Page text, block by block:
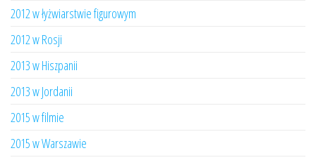
2012 w łyżwiarstwie figurowym
2012 w Rosji
2013 w Hiszpanii
2013 w Jordanii
2015 w filmie
2015 w Warszawie